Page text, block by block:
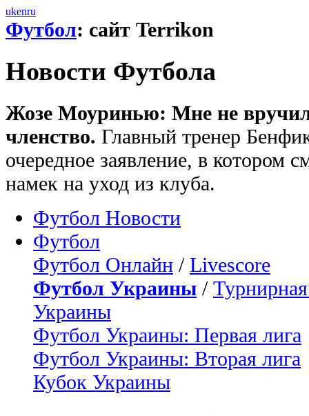
ukenru
Футбол: сайт Terrikon
Новости Футбола
Жозе Моуринью: Мне не
членство. Главный тренер
очередное заявление, в котором
намек на уход из клуба.
Футбол Новости
Футбол
Футбол Онлайн / Livescore
Футбол Украины /
Украины
Футбол Украины: Первая лига
Футбол Украины: Вторая лига
Кубок Украины